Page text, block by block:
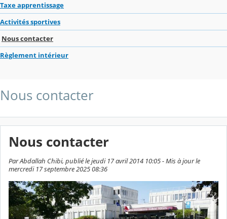
Taxe apprentissage
Activités sportives
Nous contacter
Règlement intérieur
Nous contacter
Nous contacter
Par Abdallah Chibi, publié le jeudi 17 avril 2014 10:05 - Mis à jour le
mercredi 17 septembre 2025 08:36